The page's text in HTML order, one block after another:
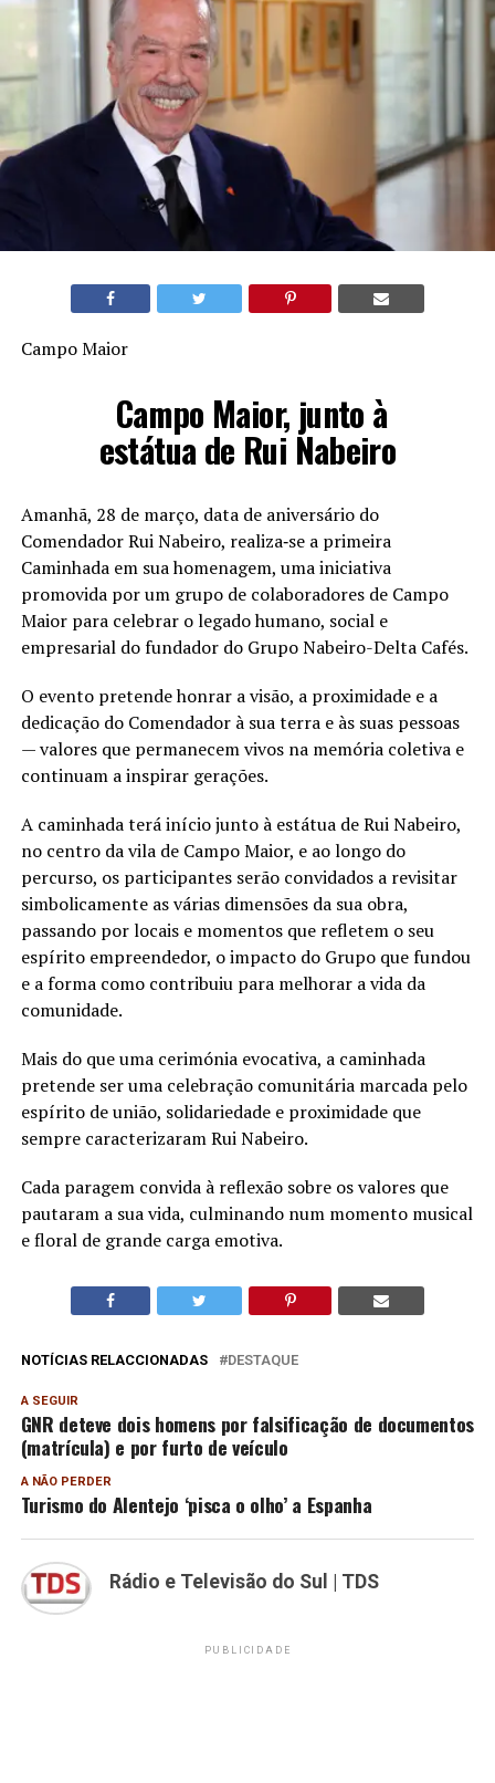
Campo Maior
Campo Maior, junto à
estátua de Rui Nabeiro
Amanhã, 28 de março, data de aniversário do
Comendador Rui Nabeiro, realiza‑se a primeira
Caminhada em sua homenagem, uma iniciativa
promovida por um grupo de colaboradores de Campo
Maior para celebrar o legado humano, social e
empresarial do fundador do Grupo Nabeiro-Delta Cafés.
O evento pretende honrar a visão, a proximidade e a
dedicação do Comendador à sua terra e às suas pessoas
— valores que permanecem vivos na memória coletiva e
continuam a inspirar gerações.
A caminhada terá início junto à estátua de Rui Nabeiro,
no centro da vila de Campo Maior, e ao longo do
percurso, os participantes serão convidados a revisitar
simbolicamente as várias dimensões da sua obra,
passando por locais e momentos que refletem o seu
espírito empreendedor, o impacto do Grupo que fundou
e a forma como contribuiu para melhorar a vida da
comunidade.
Mais do que uma cerimónia evocativa, a caminhada
pretende ser uma celebração comunitária marcada pelo
espírito de união, solidariedade e proximidade que
sempre caracterizaram Rui Nabeiro.
Cada paragem convida à reflexão sobre os valores que
pautaram a sua vida, culminando num momento musical
e floral de grande carga emotiva.
NOTÍCIAS RELACCIONADAS DESTAQUE
A SEGUIR
GNR deteve dois homens por falsificação de documentos
(matrícula) e por furto de veículo
A NÃO PERDER
Turismo do Alentejo ‘pisca o olho’ a Espanha
Rádio e Televisão do Sul | TDS
PUBLICIDADE